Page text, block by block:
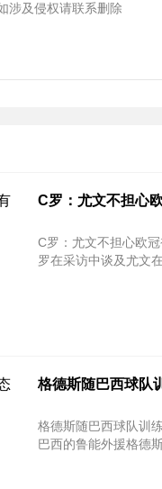
涉及侵权请联系删除
C罗：尤文不担心
C罗：尤文不担心欧冠被淘汰 有信心
罗在采访中谈及尤文
格德斯随巴西球队
格德斯随巴西球队训练保持状态 因
巴西的鲁能外援格德